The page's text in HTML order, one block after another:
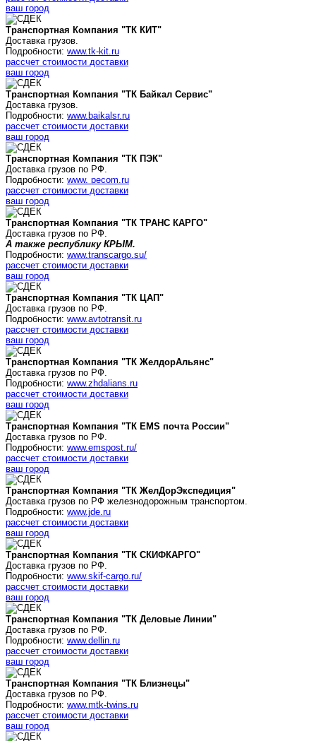
ваш город
Транспортная Компания "ТК КИТ"
Доставка грузов.
Подробности: www.tk-kit.ru
рассчет стоимости доставки
ваш город
Транспортная Компания "ТК Байкал Сервис"
Доставка грузов.
Подробности: www.baikalsr.ru
рассчет стоимости доставки
ваш город
Транспортная Компания "ТК ПЭК"
Доставка грузов по РФ.
Подробности: www. pecom.ru
рассчет стоимости доставки
ваш город
Транспортная Компания "ТК ТРАНС КАРГО"
Доставка грузов по РФ.
А также республику КРЫМ.
Подробности: www.transcargo.su/
рассчет стоимости доставки
ваш город
Транспортная Компания "ТК ЦАП"
Доставка грузов по РФ.
Подробности: www.avtotransit.ru
рассчет стоимости доставки
ваш город
Транспортная Компания "ТК ЖелдорАльянс"
Доставка грузов по РФ.
Подробности: www.zhdalians.ru
рассчет стоимости доставки
ваш город
Транспортная Компания "ТК EMS почта России"
Доставка грузов по РФ.
Подробности: www.emspost.ru/
рассчет стоимости доставки
ваш город
Транспортная Компания "ТК ЖелДорЭкспедиция"
Доставка грузов по РФ железнодорожным транспортом.
Подробности: www.jde.ru
рассчет стоимости доставки
ваш город
Транспортная Компания "ТК СКИФКАРГО"
Доставка грузов по РФ.
Подробности: www.skif-cargo.ru/
рассчет стоимости доставки
ваш город
Транспортная Компания "ТК Деловые Линии"
Доставка грузов по РФ.
Подробности: www.dellin.ru
рассчет стоимости доставки
ваш город
Транспортная Компания "ТК Близнецы"
Доставка грузов по РФ.
Подробности: www.mtk-twins.ru
рассчет стоимости доставки
ваш город